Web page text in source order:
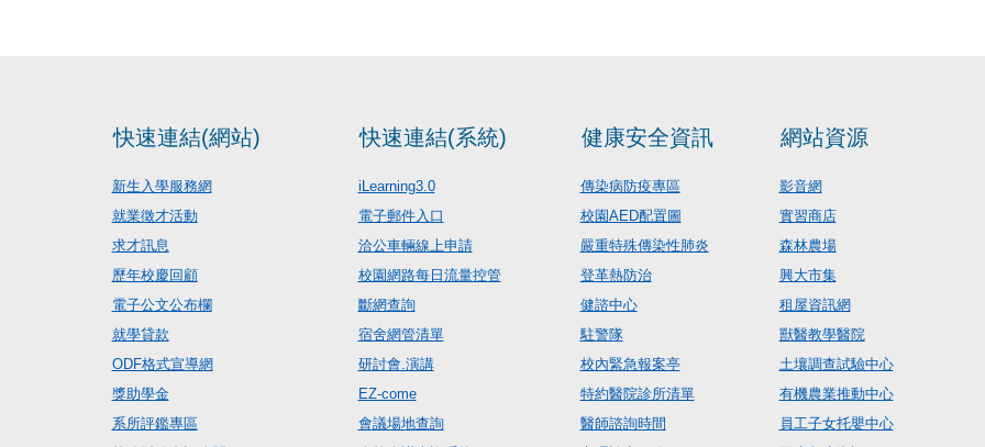
快速連結(網站)
新生入學服務網
就業徵才活動
求才訊息
歷年校慶回顧
電子公文公布欄
就學貸款
ODF格式宣導網
獎助學金
系所評鑑專區
快速連結(系統)
iLearning3.0
電子郵件入口
洽公車輛線上申請
校園網路每日流量控管
斷網查詢
宿舍網管清單
研討會.演講
EZ-come
會議場地查詢
健康安全資訊
傳染病防疫專區
校園AED配置圖
嚴重特殊傳染性肺炎
登革熱防治
健諮中心
駐警隊
校內緊急報案亭
特約醫院診所清單
醫師諮詢時間
網站資源
影音網
實習商店
森林農場
興大市集
租屋資訊網
獸醫教學醫院
土壤調查試驗中心
有機農業推動中心
員工子女托嬰中心